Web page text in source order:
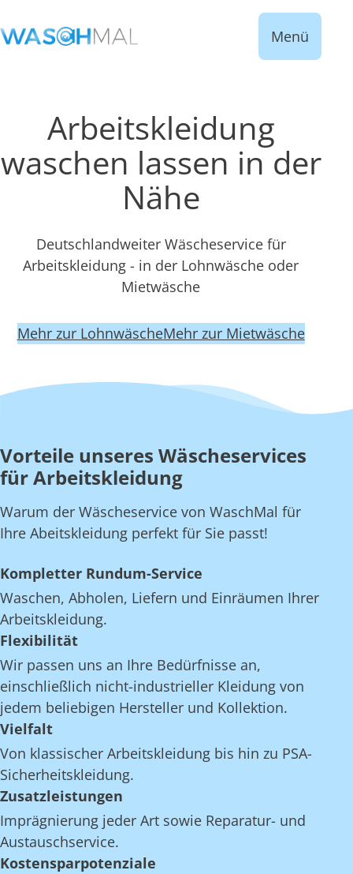
Menü
Arbeitskleidung
waschen lassen in der
Nähe
Deutschlandweiter Wäscheservice für
Arbeitskleidung - in der Lohnwäsche oder
Mietwäsche
Mehr zur LohnwäscheMehr zur Mietwäsche
Vorteile unseres Wäscheservices
für Arbeitskleidung
Warum der Wäscheservice von WaschMal für
Ihre Abeitskleidung perfekt für Sie passt!
Kompletter Rundum-Service
Waschen, Abholen, Liefern und Einräumen Ihrer
Arbeitskleidung.
Flexibilität
Wir passen uns an Ihre Bedürfnisse an,
einschließlich nicht-industrieller Kleidung von
jedem beliebigen Hersteller und Kollektion.
Vielfalt
Von klassischer Arbeitskleidung bis hin zu PSA-
Sicherheitskleidung.
Zusatzleistungen
Imprägnierung jeder Art sowie Reparatur- und
Austauschservice.
Kostensparpotenziale